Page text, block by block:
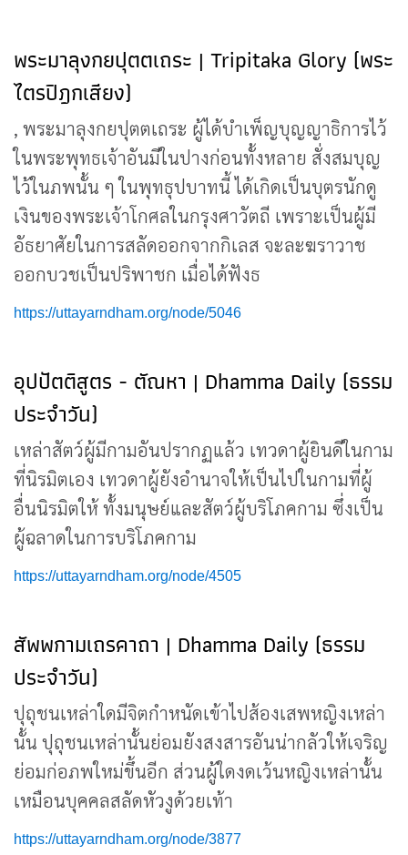
พระมาลุงกยปุตตเถระ | Tripitaka Glory (พระ
ไตรปิฎกเสียง)
, พระมาลุงกยปุตตเถระ ผู้ได้บำเพ็ญบุญญาธิการไว้
ในพระพุทธเจ้าอันมีในปางก่อนทั้งหลาย สั่งสมบุญ
ไว้ในภพนั้น ๆ ในพุทธุปบาทนี้ ได้เกิดเป็นบุตรนักดู
เงินของพระเจ้าโกศลในกรุงศาวัตถี เพราะเป็นผู้มี
อัธยาศัยในการสลัดออกจากกิเลส จะละฆราวาช
ออกบวชเป็นปริพาชก เมื่อได้ฟังธ
https://uttayarndham.org/node/5046
อุปปัตติสูตร - ตัณหา | Dhamma Daily (ธรรม
ประจำวัน)
เหล่าสัตว์ผู้มีกามอันปรากฏแล้ว เทวดาผู้ยินดีในกาม
ที่นิรมิตเอง เทวดาผู้ยังอำนาจให้เป็นไปในกามที่ผู้
อื่นนิรมิตให้ ทั้งมนุษย์และสัตว์ผู้บริโภคกาม ซึ่งเป็น
ผู้ฉลาดในการบริโภคกาม
https://uttayarndham.org/node/4505
สัพพกามเถรคาถา | Dhamma Daily (ธรรม
ประจำวัน)
ปุถุชนเหล่าใดมีจิตกำหนัดเข้าไปส้องเสพหญิงเหล่า
นั้น ปุถุชนเหล่านั้นย่อมยังสงสารอันน่ากลัวให้เจริญ
ย่อมก่อภพใหม่ขึ้นอีก ส่วนผู้ใดงดเว้นหญิงเหล่านั้น
เหมือนบุคคลสลัดหัวงูด้วยเท้า
https://uttayarndham.org/node/3877